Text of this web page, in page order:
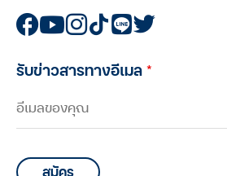
รับข่าวสารทางอีเมล*